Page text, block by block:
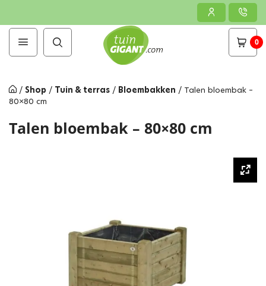
0
/ Shop / Tuin & terras / Bloembakken / Talen bloembak –
80×80 cm
Talen bloembak – 80×80 cm